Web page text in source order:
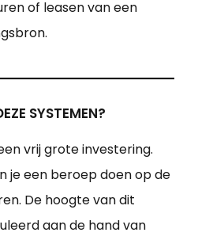
of leasen van een
SYSTEMEN?
vrij grote investering.
je een beroep doen op de
De hoogte van dit
aan de hand van